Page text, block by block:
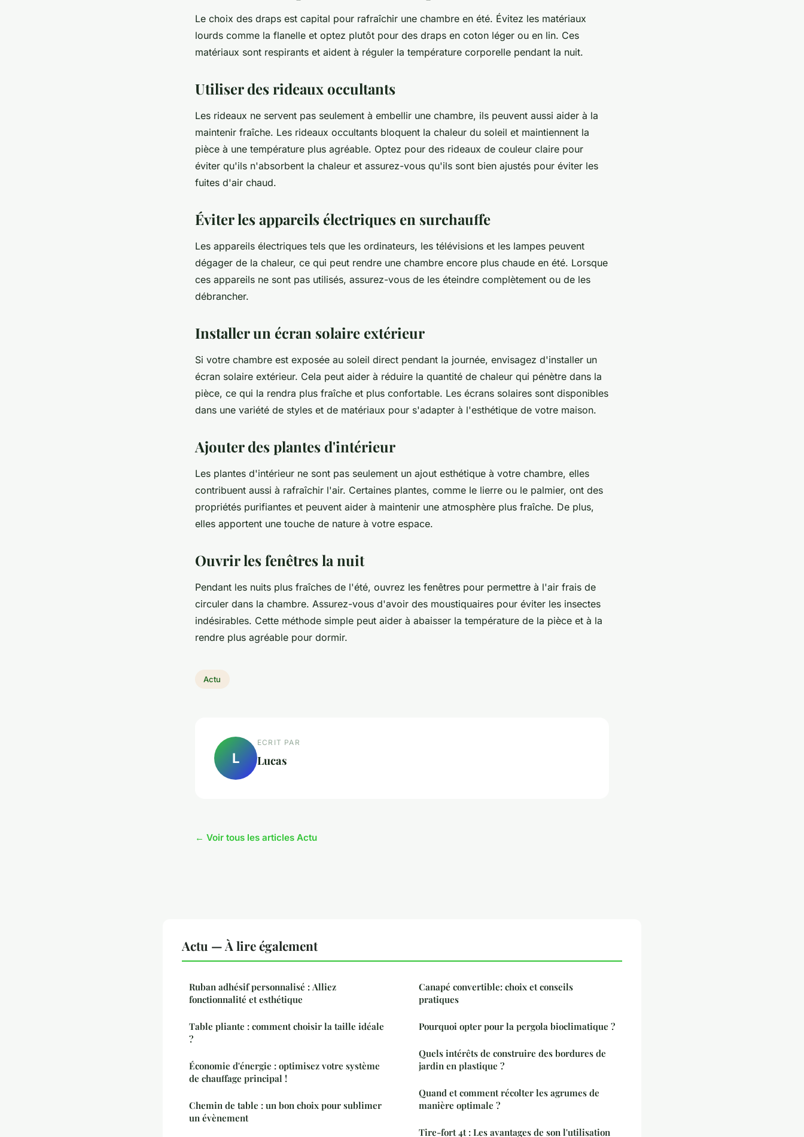
Le choix des draps est capital pour rafraîchir une chambre en été. Évitez les matériaux
lourds comme la flanelle et optez plutôt pour des draps en coton léger ou en lin. Ces
matériaux sont respirants et aident à réguler la température corporelle pendant la nuit.
Utiliser des rideaux occultants
Les rideaux ne servent pas seulement à embellir une chambre, ils peuvent aussi aider à la
maintenir fraîche. Les rideaux occultants bloquent la chaleur du soleil et maintiennent la
pièce à une température plus agréable. Optez pour des rideaux de couleur claire pour
éviter qu'ils n'absorbent la chaleur et assurez-vous qu'ils sont bien ajustés pour éviter les
fuites d'air chaud.
Éviter les appareils électriques en surchauffe
Les appareils électriques tels que les ordinateurs, les télévisions et les lampes peuvent
dégager de la chaleur, ce qui peut rendre une chambre encore plus chaude en été. Lorsque
ces appareils ne sont pas utilisés, assurez-vous de les éteindre complètement ou de les
débrancher.
Installer un écran solaire extérieur
Si votre chambre est exposée au soleil direct pendant la journée, envisagez d'installer un
écran solaire extérieur. Cela peut aider à réduire la quantité de chaleur qui pénètre dans la
pièce, ce qui la rendra plus fraîche et plus confortable. Les écrans solaires sont disponibles
dans une variété de styles et de matériaux pour s'adapter à l'esthétique de votre maison.
Ajouter des plantes d'intérieur
Les plantes d'intérieur ne sont pas seulement un ajout esthétique à votre chambre, elles
contribuent aussi à rafraîchir l'air. Certaines plantes, comme le lierre ou le palmier, ont des
propriétés purifiantes et peuvent aider à maintenir une atmosphère plus fraîche. De plus,
elles apportent une touche de nature à votre espace.
Ouvrir les fenêtres la nuit
Pendant les nuits plus fraîches de l'été, ouvrez les fenêtres pour permettre à l'air frais de
circuler dans la chambre. Assurez-vous d'avoir des moustiquaires pour éviter les insectes
indésirables. Cette méthode simple peut aider à abaisser la température de la pièce et à la
rendre plus agréable pour dormir.
Actu
L
ECRIT PAR
Lucas
← Voir tous les articles Actu
Actu — À lire également
Ruban adhésif personnalisé : Alliez
fonctionnalité et esthétique
Table pliante : comment choisir la taille idéale
?
Économie d'énergie : optimisez votre système
de chauffage principal !
Chemin de table : un bon choix pour sublimer
un évènement
Canapé convertible: choix et conseils
pratiques
Pourquoi opter pour la pergola bioclimatique ?
Quels intérêts de construire des bordures de
jardin en plastique ?
Quand et comment récolter les agrumes de
manière optimale ?
Tire-fort 4t : Les avantages de son l'utilisation